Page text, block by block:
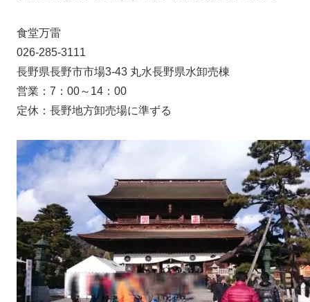
食堂万雷
026-285-3111
長野県長野市市場3-43 丸水長野県水卸売棟
営業：7：00～14：00
定休：長野地方卸売場に準ずる